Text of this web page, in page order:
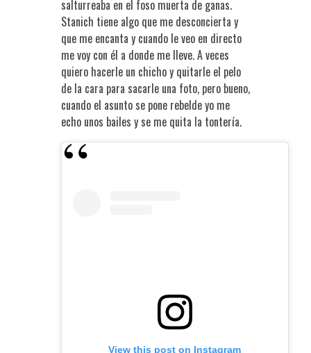
salturreaba en el foso muerta de ganas.
Stanich tiene algo que me desconcierta y
que me encanta y cuando le veo en directo
me voy con él a donde me lleve. A veces
quiero hacerle un chicho y quitarle el pelo
de la cara para sacarle una foto, pero bueno,
cuando el asunto se pone rebelde yo me
echo unos bailes y se me quita la tontería.
View this post on Instagram